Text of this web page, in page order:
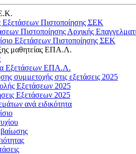
Εξετάσεων Πιστοποίησης ΣΕΚ
Πιστοποίησης Αρχικής
Εξετάσεων Πιστοποίησης ΣΕΚ
μαθητείας ΕΠΑ.Λ.
Εξετάσεων ΕΠΑ.Λ.
συμμετοχής στις εξετάσεις 2025
Εξετάσεων 2025
Εξετάσεων 2025
ανά ειδικότητα